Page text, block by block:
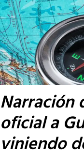
Narración
oficial a
viniendo